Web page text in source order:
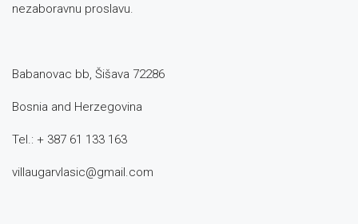
nezaboravnu proslavu.
Babanovac bb, Šišava 72286
Bosnia and Herzegovina
Tel.: + 387 61 133 163
villaugarvlasic@gmail.com